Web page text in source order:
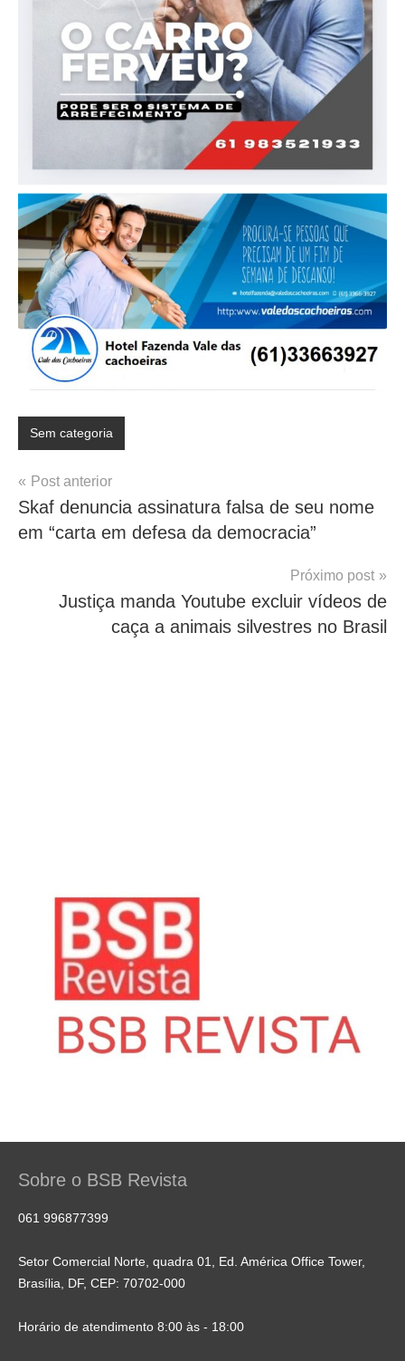
Sem categoria
Navegação
de
Post
Post anterior
Skaf denuncia assinatura falsa de seu nome
em “carta em defesa da democracia”
Próximo post
Justiça manda Youtube excluir vídeos de
caça a animais silvestres no Brasil
Sobre o BSB Revista
061 996877399
Setor Comercial Norte, quadra 01, Ed. América Office Tower,
Brasília, DF, CEP: 70702-000
Horário de atendimento 8:00 às - 18:00